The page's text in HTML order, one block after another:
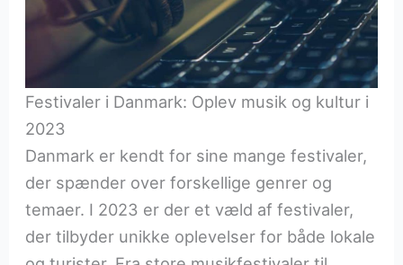
Festivaler i Danmark: Oplev musik og kultur i
2023
Danmark er kendt for sine mange festivaler,
der spænder over forskellige genrer og
temaer. I 2023 er der et væld af festivaler,
der tilbyder unikke oplevelser for både lokale